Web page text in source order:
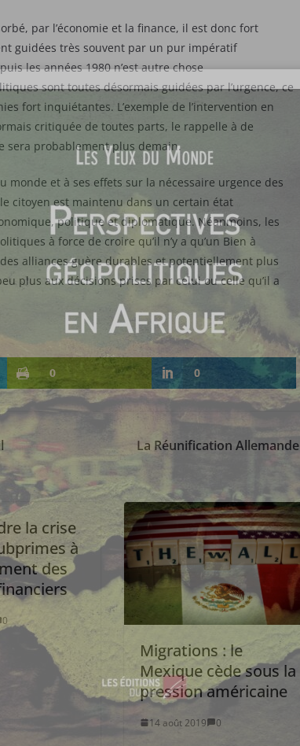
par l’économie et la finance, il est donc fort
guidées très souvent par un pur impératif
les années 1980 n’est autre chose
sont toutes désormais guidées par l’urgence, ce
fort inquiétantes. L’exemple de l’intervention en
critiquée de toutes parts, le rappelle à de
sera probablement plus demain.
et à ses effets sur la nécessaire urgence des
citoyen est maintenu dans un certain état
politique et diplomatique. Néanmoins, les
à force de croire qu’il n’y a qu’un Bien à
alliances guère durables et potentiellement plus
plus aux décisions prises par celui ou celle qu’il a
0 0
La Réunification Allemande
la crise
à
des
0
Migrations : le
Mexique cède sous la
pression américaine
14 août 2019 0